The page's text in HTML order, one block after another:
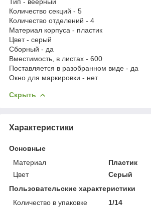
Количество секций - 5
Количество отделений - 4
Материал корпуса - пластик
Цвет - серый
Сборный - да
Вместимость, в листах - 600
Поставляется в разобранном виде - да
Окно для маркировки - нет
Скрыть
Характеристики
Основные
Материал
Пластик
Цвет
Серый
Пользовательские характеристики
Количество в упаковке
1/14